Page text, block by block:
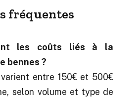
fréquentes
les coûts liés à la
bennes ?
entre 150€ et 500€
selon volume et type de